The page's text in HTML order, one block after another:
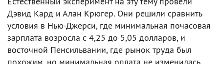
Дэвид Кард и Алан Крюгер. Они решили сравнить
условия в Нью-Джерси, где минимальная почасовая
зарплата возросла с 4,25 до 5,05 долларов, и
восточной Пенсильвании, где рынок труда был
похожим, но минимальная оплата не изменилась.